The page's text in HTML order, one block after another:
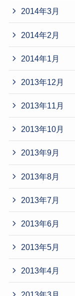
2014年3月
2014年2月
2014年1月
2013年12月
2013年11月
2013年10月
2013年9月
2013年8月
2013年7月
2013年6月
2013年5月
2013年4月